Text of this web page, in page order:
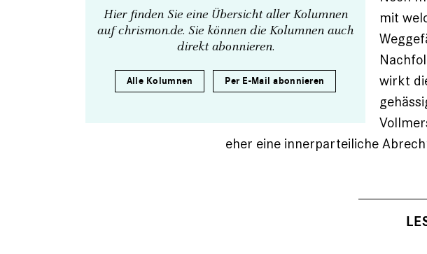
Hier finden Sie eine Übersicht aller Kolumnen
auf chrismon.de. Sie können die Kolumnen auch
direkt abonnieren.
Alle Kolumnen Per E-Mail abonnieren
mit
wirkt
eher eine innerparteiliche